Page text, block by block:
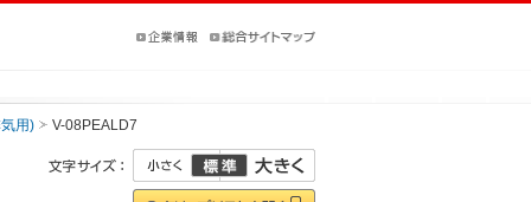
用) V-08PEALD7